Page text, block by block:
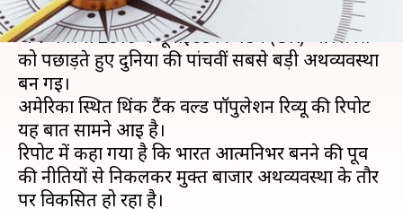
पिछले कुछ समय से मंदी से जूझ रही भारतीय
अर्थव्यवस्था 2019 में यूनाइटेड किंगडम (UK) और फ्रांस
को पछाड़ते हुए दुनिया की पांचवीं सबसे बड़ी अर्थव्यवस्था
बन गई।
अमेरिका स्थित थिंक टैंक वर्ल्ड पॉपुलेशन रिव्यू की रिपोर्ट
यह बात सामने आई है।
रिपोर्ट में कहा गया है कि भारत आत्मनिर्भर बनने की पूर्व
की नीतियों से निकलकर मुक्त बाजार अर्थव्यवस्था के तौर
पर विकसित हो रहा है।